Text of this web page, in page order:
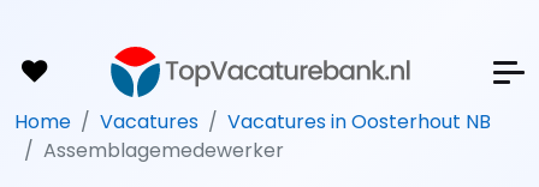
Home Vacatures
Vacatures in Oosterhout NB
Assemblagemedewerker